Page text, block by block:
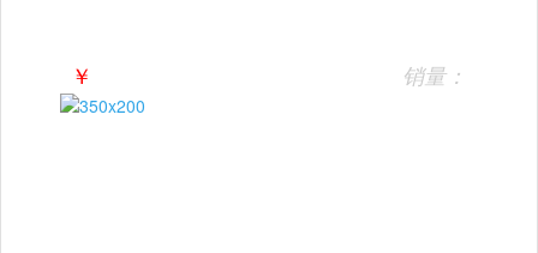
￥ 销量：